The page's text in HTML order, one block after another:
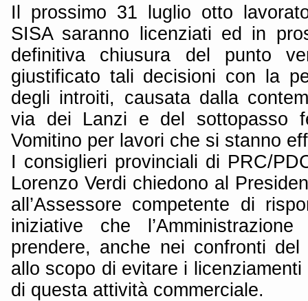
Il prossimo 31 luglio otto
SISA saranno licenziati ed in
definitiva chiusura del punto
giustificato tali decisioni con la
degli introiti, causata dalla
via dei Lanzi e del sottopasso
Vomitino per lavori che si stanno
I consiglieri provinciali di PRC/
Lorenzo Verdi chiedono al
all’Assessore competente di
iniziative che
prendere, anche nei confronti
allo scopo di evitare i licenziamenti
di questa attività commerciale.